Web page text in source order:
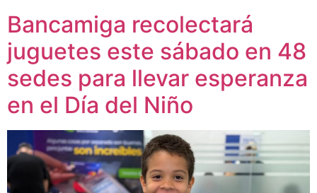
Bancamiga recolectará
juguetes este sábado en 48
sedes para llevar esperanza
en el Día del Niño